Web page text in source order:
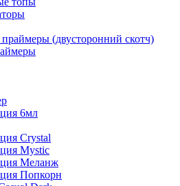
(двусторонний скотч)
6мл
Crystal
Mystic
Меланж
Попкорн